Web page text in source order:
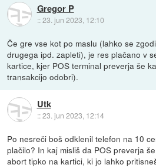
Gregor P
::23. jun 2023, 12:10
Če gre vse kot po maslu (lahko se
drugega ipd. zapleti), je res plačano v
kartice, kjer POS terminal preverja še
transakcijo odobri).
Utk
::23. jun 2023, 12:14
Po nesreči boš odklenil telefon na 10
plačilo? In kaj misliš da POS preverja
abort tipko na kartici, ki jo lahko